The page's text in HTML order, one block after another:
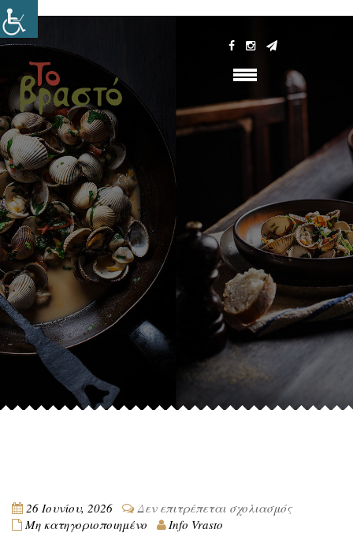
26 Ιουνίου, 2026 Δεν επιτρέπεται σχολιασμόςστο
Μη κατηγοριοποιημένο
Info Vrasto